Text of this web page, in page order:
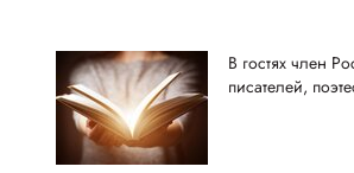
В гостях член
писателей,